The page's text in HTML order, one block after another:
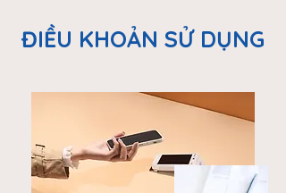
ĐIỀU KHOẢN SỬ DỤNG